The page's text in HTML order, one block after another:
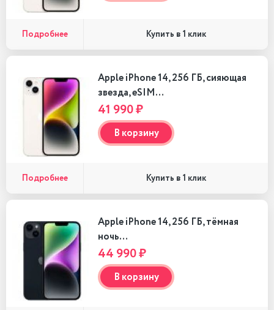
Подробнее Купить в 1 клик
Apple iPhone 14, 256 ГБ, сияющая
звезда, eSIM…
41 990 ₽
В корзину
Подробнее Купить в 1 клик
Apple iPhone 14, 256 ГБ, тёмная
ночь…
44 990 ₽
В корзину